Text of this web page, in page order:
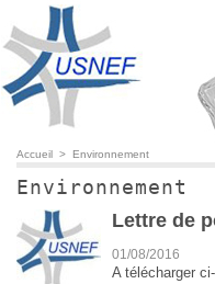
Accueil > Environnement
Environnement
Lettre de
01/08/2016
A télécharger